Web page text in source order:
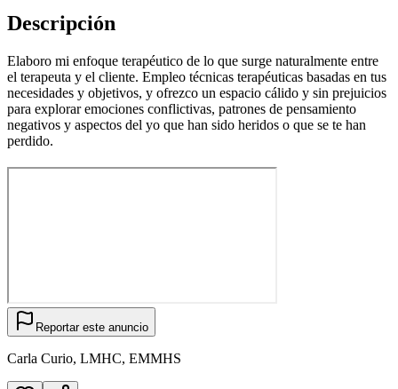
Descripción
Elaboro mi enfoque terapéutico de lo que surge naturalmente entre
el terapeuta y el cliente. Empleo técnicas terapéuticas basadas en tus
necesidades y objetivos, y ofrezco un espacio cálido y sin prejuicios
para explorar emociones conflictivas, patrones de pensamiento
negativos y aspectos del yo que han sido heridos o que se te han
perdido.
Reportar este anuncio
Carla Curio, LMHC, EMMHS